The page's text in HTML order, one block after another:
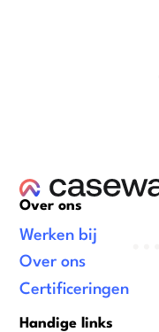
Over ons
Werken bij
Over ons
Certificeringen
Handige links